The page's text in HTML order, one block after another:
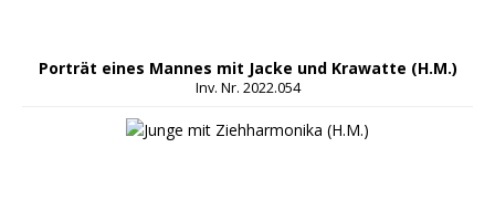
Porträt eines Mannes mit Jacke und Krawatte (H.M.)
Inv. Nr. 2022.054